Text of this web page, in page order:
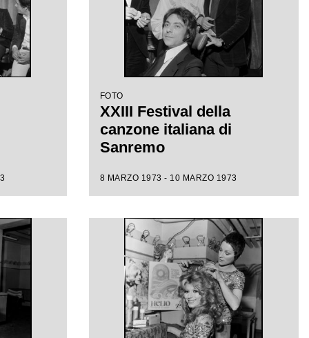
FOTO
XXIII Festival della
canzone italiana di
Sanremo
8 MARZO 1973 - 10 MARZO 1973